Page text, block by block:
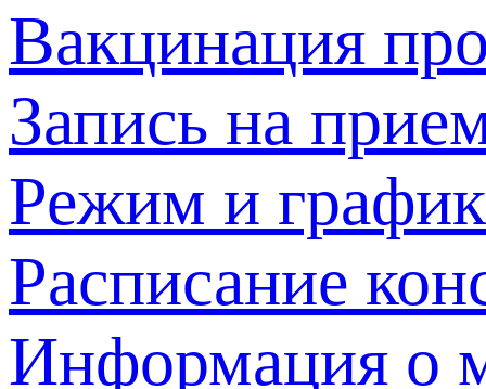
Вакцинация
Запись на
Режим и
Расписание
Информация о